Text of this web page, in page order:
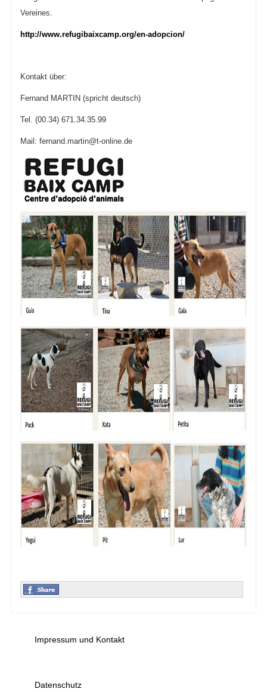
Vereines.
http://www.refugibaixcamp.org/en-adopcion/
Kontakt über:
Fernand MARTIN (spricht deutsch)
Tel. (00.34) 671.34.35.99
Mail: fernand.martin@t-online.de
Impressum und Kontakt
Datenschutz